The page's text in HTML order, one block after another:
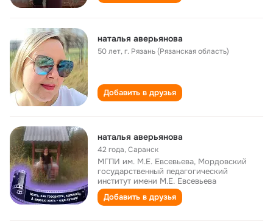
наталья аверьянова
50 лет,г. Рязань (Рязанская область)
Добавить в друзья
наталья аверьянова
42 года,Саранск
МГПИ им. М.Е. Евсевьева, Мордовский
государственный педагогический
институт имени М.Е. Евсевьева
Добавить в друзья